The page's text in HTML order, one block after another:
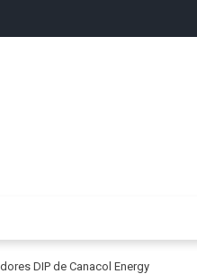
DIP de Canacol Energy